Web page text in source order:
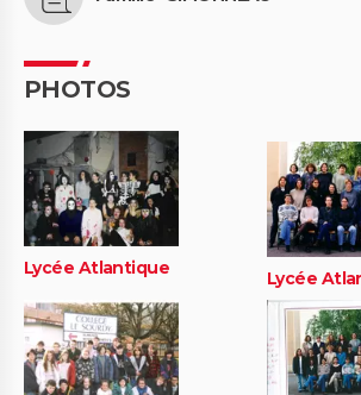
PHOTOS
Lycée Atlantique Lycée